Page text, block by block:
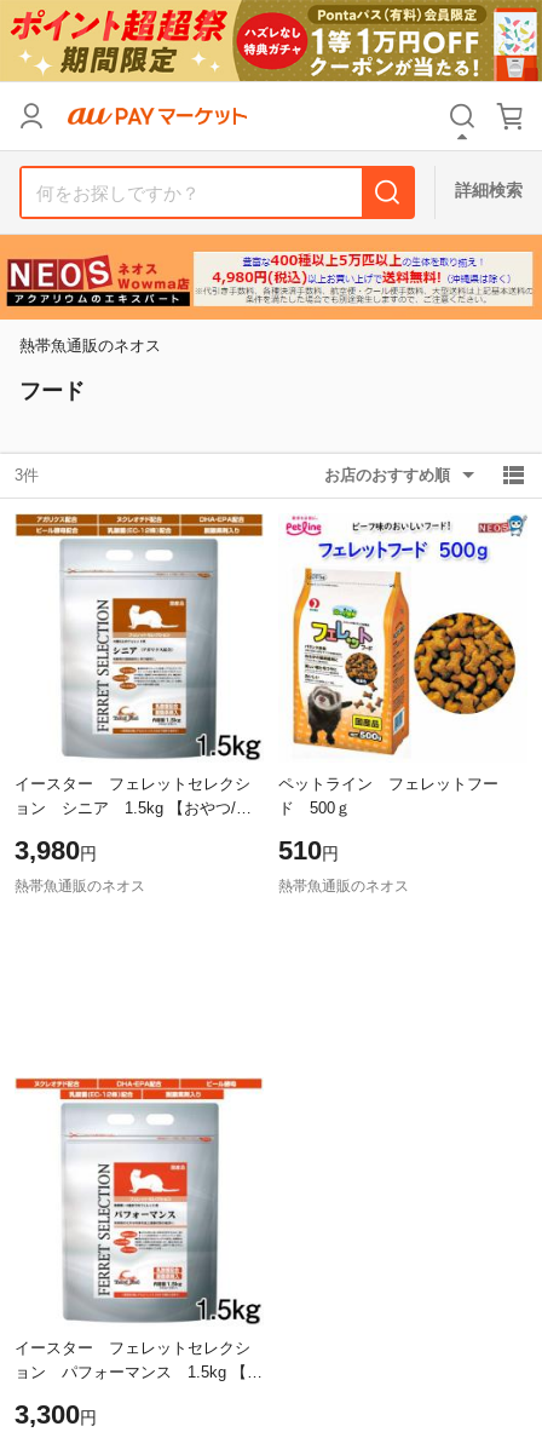
詳細検索
熱帯魚通販のネオス
フード
3件 お店のおすすめ順
イースター フェレットセレクシ
ョン シニア 1.5kg 【おやつ/餌/
リス/モルモット/鳥】【小動物】
3,980円
熱帯魚通販のネオス
ペットライン フェレットフー
ド 500ｇ
510円
熱帯魚通販のネオス
イースター フェレットセレクシ
ョン パフォーマンス 1.5kg 【お
うさぎ/リス/モルモット/鳥】【小
3,300円
支払い方法
その他の条件
送料無料
Pontaパス特典対象すべて
キーワード
除外ワード
リセット
支払い方法
その他の条件
送料無料
Pontaパス特典対象すべて
キーワード
除外ワード